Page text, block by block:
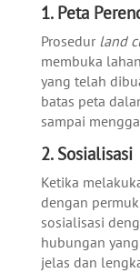
1. Peta
Prosedur land
membuka
yang telah
batas peta
sampai
2. Sosialisasi
Ketika
dengan
sosialisasi
hubungan
jelas dan